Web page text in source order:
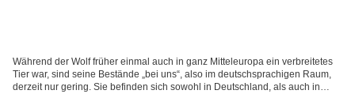
Während der Wolf früher einmal auch in ganz Mitteleuropa ein verbreitetes
Tier war, sind seine Bestände „bei uns“, also im deutschsprachigen Raum,
derzeit nur gering. Sie befinden sich sowohl in Deutschland, als auch in